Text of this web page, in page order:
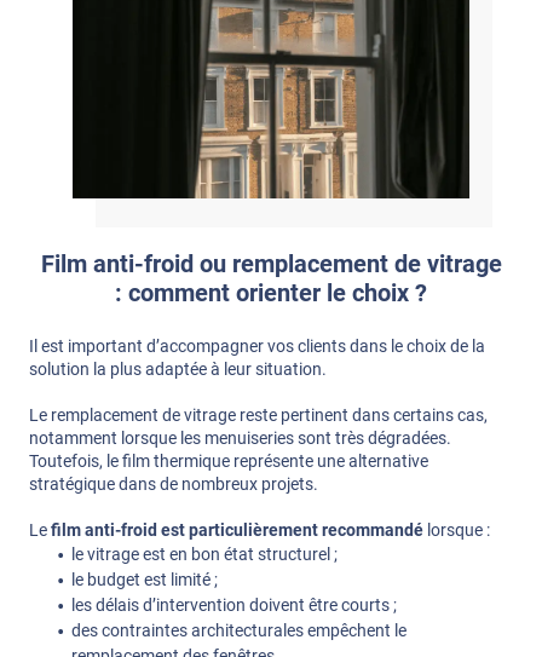
Film anti-froid ou remplacement de vitrage
: comment orienter le choix ?
Il est important d’accompagner vos clients dans le choix de la
solution la plus adaptée à leur situation.
Le remplacement de vitrage reste pertinent dans certains cas,
notamment lorsque les menuiseries sont très dégradées.
Toutefois, le film thermique représente une alternative
stratégique dans de nombreux projets.
Lefilm anti-froid est particulièrement recommandé lorsque :
le vitrage est en bon état structurel ;
le budget est limité ;
les délais d’intervention doivent être courts ;
des contraintes architecturales empêchent le